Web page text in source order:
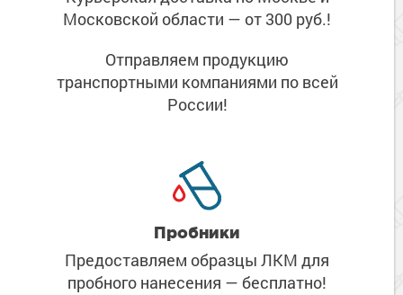
Московской области — от 300 руб.!
Отправляем продукцию
транспортными компаниями по всей
России!
Пробники
Предоставляем образцы ЛКМ для
пробного нанесения — бесплатно!